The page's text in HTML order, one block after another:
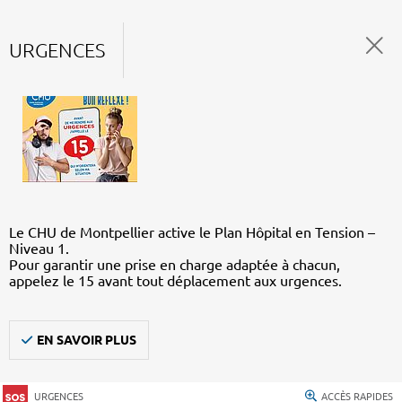
URGENCES
Le CHU de Montpellier active le Plan Hôpital en Tension –
Niveau 1.
Pour garantir une prise en charge adaptée à chacun,
appelez le 15 avant tout déplacement aux urgences.
EN SAVOIR PLUS
URGENCES ACCÈS RAPIDES